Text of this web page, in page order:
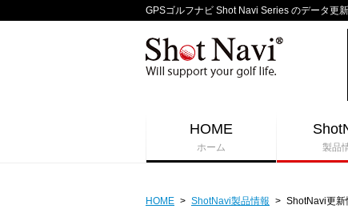
GPSゴルフナビ Shot Navi Series のデータ更
HOME
ホーム 製品
HOME > ShotNavi製品情報 > ShotNavi更新